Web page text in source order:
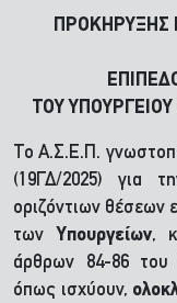
ΠΡΟΚΗΡΥΞΗΣ
ΤΟΥ
Το Α.Σ.Ε.Π.
(19ΓΔ/2025) για
οριζόντιων θέσεων
των Υπουργείων,
άρθρων 84-86 του
όπως ισχύουν,